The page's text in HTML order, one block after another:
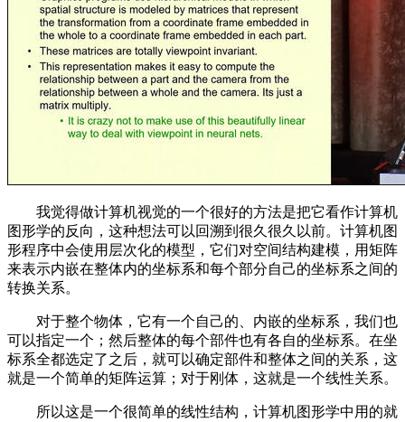
我觉得做计算机视觉的一个很好的方法是把它看作计算机
图形学的反向，这种想法可以回溯到很久很久以前。计算机图
形程序中会使用层次化的模型，它们对空间结构建模，用矩阵
来表示内嵌在整体内的坐标系和每个部分自己的坐标系之间的
转换关系。
对于整个物体，它有一个自己的、内嵌的坐标系，我们也
可以指定一个；然后整体的每个部件也有各自的坐标系。在坐
标系全都选定了之后，就可以确定部件和整体之间的关系，这
就是一个简单的矩阵运算；对于刚体，这就是一个线性关系。
所以这是一个很简单的线性结构，计算机图形学中用的就